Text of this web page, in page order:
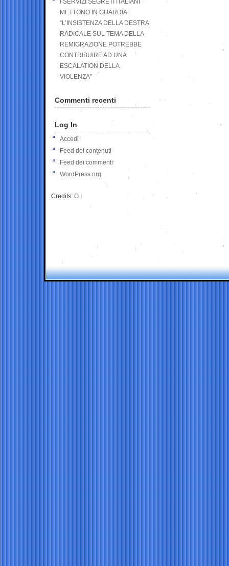
I SERVIZI SEGRETI ITALIANI
METTONO IN GUARDIA:
“L’INSISTENZA DELLA DESTRA
RADICALE SUL TEMA DELLA
REMIGRAZIONE POTREBBE
CONTRIBUIRE AD UNA
ESCALATION DELLA
VIOLENZA”
Commenti recenti
Log In
Accedi
Feed dei contenuti
Feed dei commenti
WordPress.org
Credits: G.I